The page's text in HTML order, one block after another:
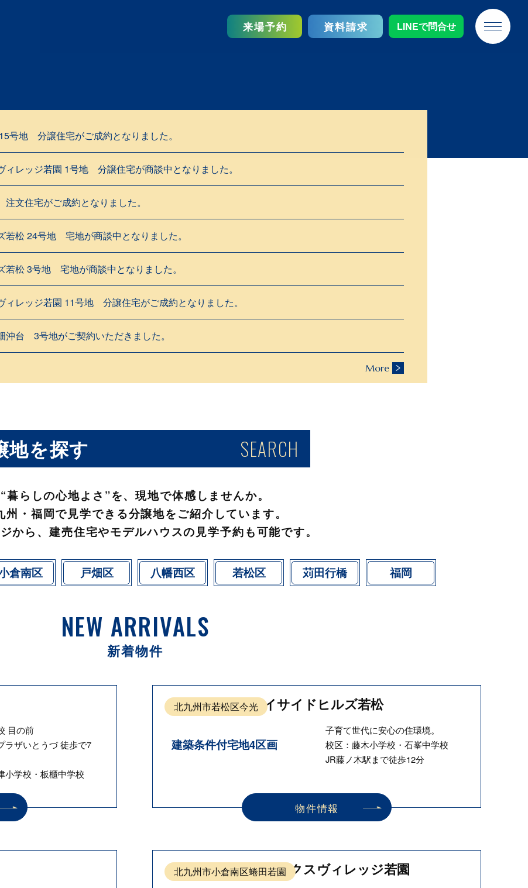
来場予約 資料請求 LINEで問合せ
号地 分譲住宅がご成約となりました。
ィレッジ若園 1号地 分譲住宅が商談中となりました。
文住宅がご成約となりました。
若松 24号地 宅地が商談中となりました。
若松 3号地 宅地が商談中となりました。
ィレッジ若園 11号地 分譲住宅がご成約となりました。
沖台 3号地がご契約いただきました。
More
地を探す SEARCH
“暮らしの心地よさ”を、現地で体感しませんか。
州・福岡で見学できる分譲地をご紹介しています。
から、建売住宅やモデルハウスの見学予約も可能です。
倉南区 戸畑区 八幡西区 若松区 苅田行橋 福岡
NEW ARRIVALS
新着物件
目の前
ラザいとうづ 徒歩で7
小学校・板櫃中学校
北九州市若松区今光ベイサイドヒルズ若松
建築条件付宅地4区画
子育て世代に安心の住環境。
校区：藤木小学校・石峯中学校
JR藤ノ木駅まで徒歩12分
物件情報
北九州市小倉南区蜷田若園
アーティックスヴィレッジ若園